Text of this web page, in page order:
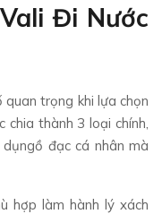
Đi Nước
trọng khi lựa chọn
chia thành 3 loại chính,
đạc cá nhân mà
hợp làm hành lý xách